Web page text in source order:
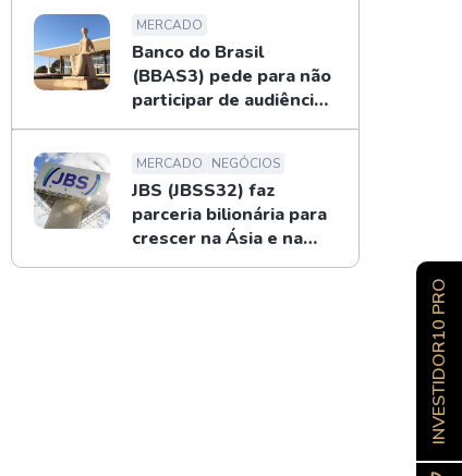
MERCADO
Banco do Brasil
(BBAS3) pede para não
participar de audiência
sobre o BRB; entenda
MERCADO NEGÓCIOS
JBS (JBSS32) faz
parceria bilionária para
crescer na Ásia e na
Oceania
INVESTIDOR10 PRO